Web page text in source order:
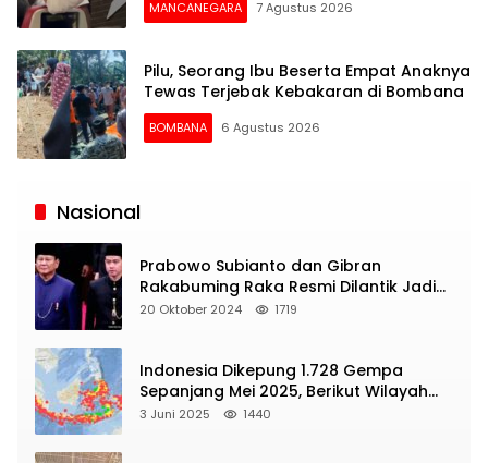
MANCANEGARA 7 Agustus 2026
Pilu, Seorang Ibu Beserta Empat Anaknya
Tewas Terjebak Kebakaran di Bombana
BOMBANA 6 Agustus 2026
Siaran
Nasional
Prabowo Subianto dan Gibran
Rakabuming Raka Resmi Dilantik Jadi
Presiden dan Wapres RI
20 Oktober 2024 1719
Indonesia Dikepung 1.728 Gempa
Sepanjang Mei 2025, Berikut Wilayah
Yang Intens Diguncang!
3 Juni 2025 1440